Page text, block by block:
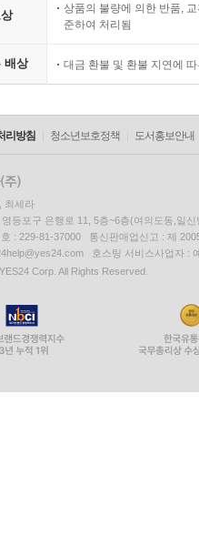
상품의 불량에 의한 반품,
준하여 처리됨
배상 대금 환불 및 환불 지연에
리방침 청소년보호정책 도서홍보안내
최세라
등포구 은행로 11, 5층~6층(여의도동,일신
호 : 229-81-37000 통신판매업신고 : 제
호스팅 서비스사업자 :
Corp. All Rights Reserved.